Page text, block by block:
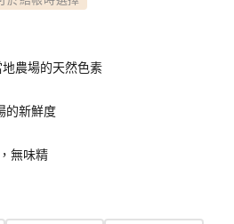
農場的天然色素
的新鮮度
無味精